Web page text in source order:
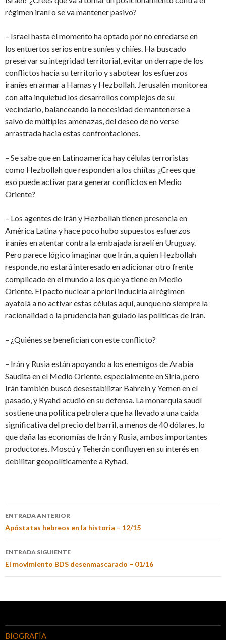
régimen iraní o se va mantener pasivo?
– Israel hasta el momento ha optado por no enredarse en
los entuertos serios entre suníes y chiíes. Ha buscado
preservar su integridad territorial, evitar un derrape de los
conflictos hacia su territorio y sabotear los esfuerzos
iraníes en armar a Hamas y Hezbollah. Jerusalén monitorea
con alta inquietud los desarrollos complejos de su
vecindario, balanceando la necesidad de mantenerse a
salvo de múltiples amenazas, del deseo de no verse
arrastrada hacia estas confrontaciones.
– Se sabe que en Latinoamerica hay células terroristas
como Hezbollah que responden a los chiítas ¿Crees que
eso puede activar para generar conflictos en Medio
Oriente?
– Los agentes de Irán y Hezbollah tienen presencia en
América Latina y hace poco hubo supuestos esfuerzos
iraníes en atentar contra la embajada israelí en Uruguay.
Pero parece lógico imaginar que Irán, a quien Hezbollah
responde, no estará interesado en adicionar otro frente
complicado en el mundo a los que ya tiene en Medio
Oriente. El pacto nuclear a priori induciría al régimen
ayatolá a no activar estas células aquí, aunque no siempre la
racionalidad o la prudencia han guiado las políticas de Irán.
– ¿Quiénes se benefician con este conflicto?
– Irán y Rusia están apoyando a los enemigos de Arabia
Saudita en el Medio Oriente, especialmente en Siria, pero
Irán también buscó desestabilizar Bahrein y Yemen en el
pasado, y Ryahd acudió en su defensa. La monarquía saudí
sostiene una política petrolera que ha llevado a una caída
significativa del precio del barril, a menos de 40 dólares, lo
que daña las economías de Irán y Rusia, ambos importantes
productores. Moscú y Teherán confluyen en su interés en
debilitar geopolíticamente a Ryhad.
ENTRADA ANTERIOR
Apóstatas hebreos en la historia – 12/15
ENTRADA SIGUIENTE
El movimiento BDS desenmascarado – 01/16
BIOGRAFÍA